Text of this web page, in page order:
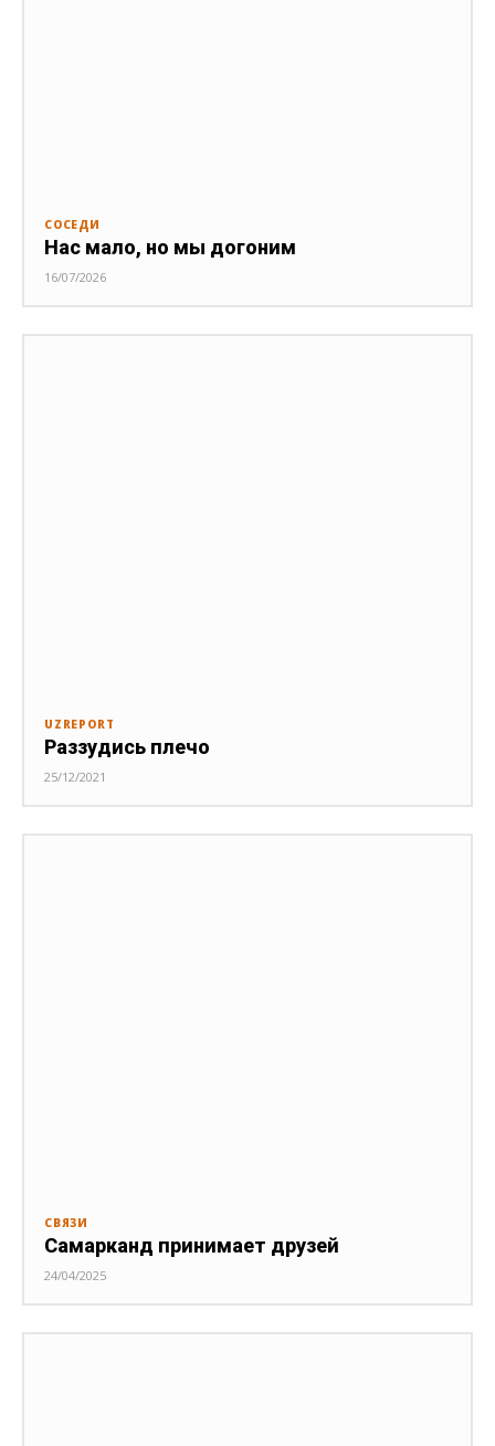
СОСЕДИ
Нас мало, но мы догоним
16/07/2026
UZREPORT
Раззудись плечо
25/12/2021
СВЯЗИ
Самарканд принимает друзей
24/04/2025